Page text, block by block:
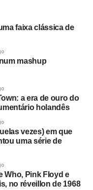
de uma Nova
era uma nova
falando sobre
entrevista que ele
como nunca
montagem de
de Manchester. Este
Nesse ponto, era
que algo muito ruim
maior.
ordem, esse fascismo
faixa clássica de
mashup
a era de ouro do
holandês
vezes) em que
uma série de
Who, Pink Floyd e
no réveillon de 1968